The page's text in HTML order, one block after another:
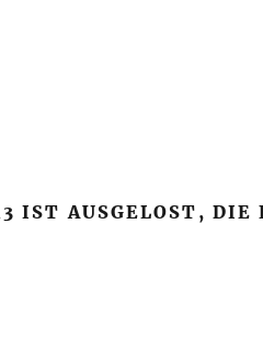
IST AUSGELOST, DIE
2012/13: RUNDE